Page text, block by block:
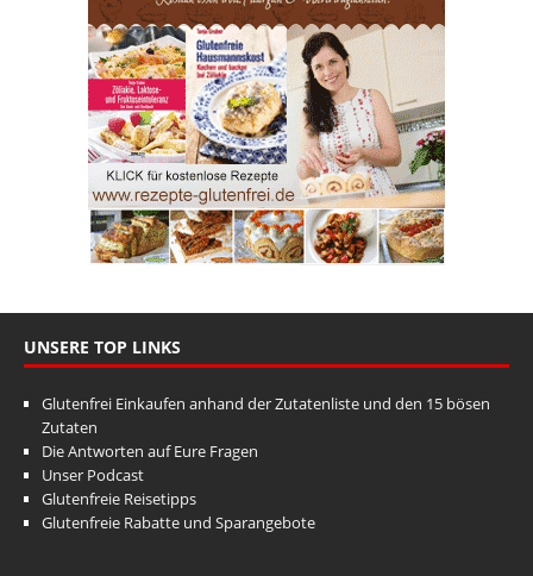
UNSERE TOP LINKS
Glutenfrei Einkaufen anhand der Zutatenliste und den 15 bösen
Zutaten
Die Antworten auf Eure Fragen
Unser Podcast
Glutenfreie Reisetipps
Glutenfreie Rabatte und Sparangebote